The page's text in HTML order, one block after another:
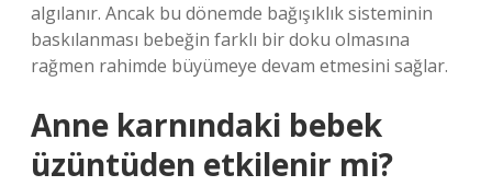
algılanır. Ancak bu dönemde bağışıklık sisteminin
baskılanması bebeğin farklı bir doku olmasına
rağmen rahimde büyümeye devam etmesini sağlar.
Anne karnındaki bebek
üzüntüden etkilenir mi?